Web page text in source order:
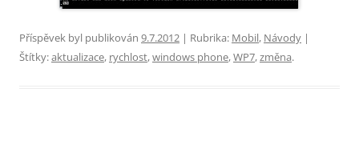
Příspěvek byl publikován 9.7.2012 | Rubrika: Mobil, Návody |
Štítky:aktualizace, rychlost,windows phone,WP7,změna.